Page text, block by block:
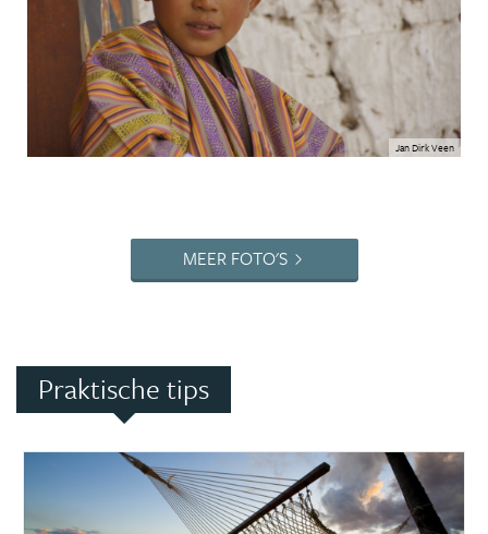
Jan Dirk Veen
MEER FOTO'S
Praktische tips